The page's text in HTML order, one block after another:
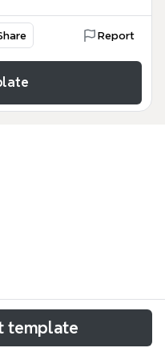
Report
板由Xmind提供，涵盖
了饮食健康的核心知
template